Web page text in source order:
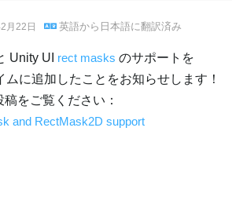
よくある質問
今すぐ試してみる
購入
月22日 英語から 日本語に翻訳済み
Unity UI rect masks のサポートを
に追加したことをお知らせします！
をご覧ください：
and RectMask2D support